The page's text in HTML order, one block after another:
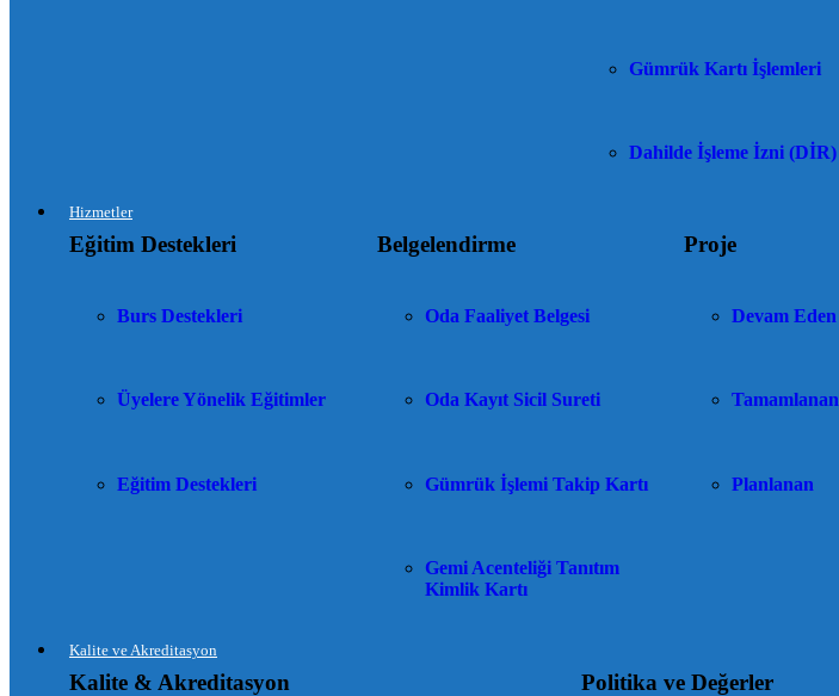
Gümrük Kartı İşlemleri
Dahilde İşleme İzni (DİR)
Hizmetler
Eğitim Destekleri
Burs Destekleri
Üyelere Yönelik Eğitimler
Eğitim Destekleri
Belgelendirme
Oda Faaliyet Belgesi
Oda Kayıt Sicil Sureti
Gümrük İşlemi Takip Kartı
Gemi Acenteliği Tanıtım
Kimlik Kartı
Proje
Devam Eden
Tamamlanan
Planlanan
Kalite ve Akreditasyon
Kalite & Akreditasyon Politika ve Değerler